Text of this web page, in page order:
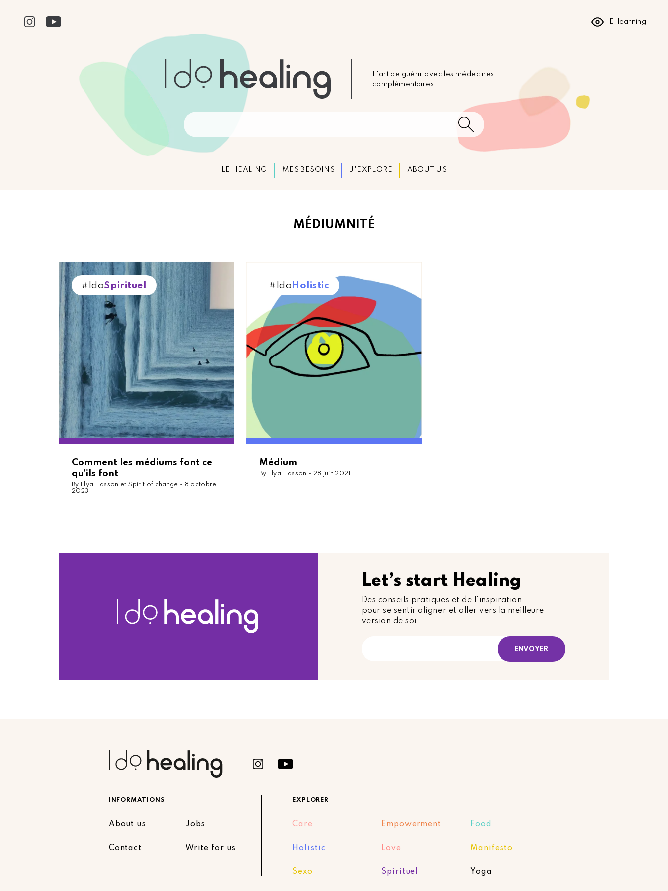
E-learning
L'art de guérir avec les médecines
complémentaires
LE HEALING MES BESOINS J'EXPLORE ABOUT US
MÉDIUMNITÉ
#IdoSpirituel
Comment les médiums font ce
qu’ils font
By Elya Hasson et Spirit of change - 8 octobre
2023
#Ido Holistic
Médium
By Elya Hasson - 28 juin 2021
Let’s start Healing
Des conseils pratiques et de l'inspiration
pour se sentir aligner et aller vers la meilleure
version de soi
INFORMATIONS
About us Jobs
Contact Write for us
EXPLORER
Care Empowerment Food
Holistic Love Manifesto
Sexo Spirituel Yoga